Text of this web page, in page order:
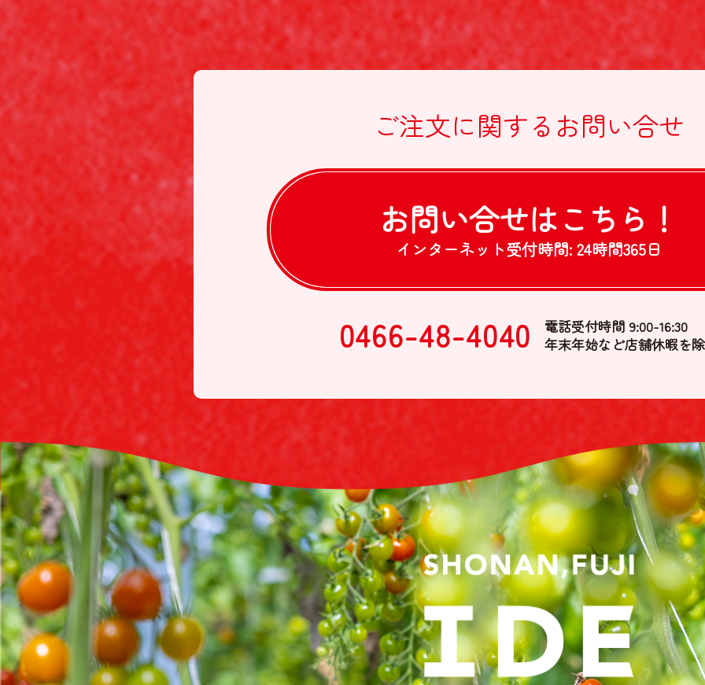
ご注文に関する お問い合せ
お問い合せはこちら！
インターネット受付時間: 24時間365日
0466-48-4040
電話受付時間 9:00-16:30
年末年始など店舗休暇を